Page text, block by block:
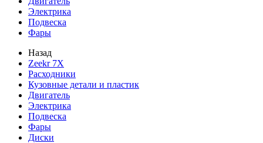
Электрика
Подвеска
Фары
Назад
Zeekr 7X
Расходники
Кузовные детали и пластик
Двигатель
Электрика
Подвеска
Фары
Диски